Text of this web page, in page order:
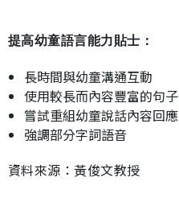
提高幼童語言能力貼士：
長時間與幼童溝通互動
使用較長而內容豐富的句子
嘗試重組幼童說話內容回應
強調部分字詞語音
資料來源：黃俊文教授